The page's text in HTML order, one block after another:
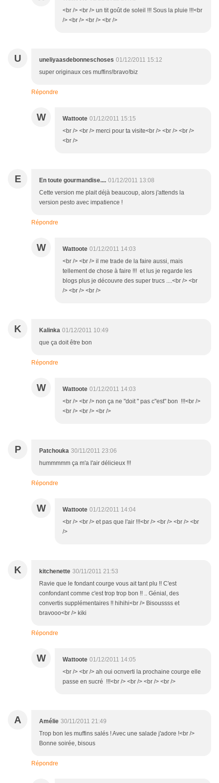
<br /> <br /> un tit goût de soleil !!! Sous la pluie !!!<br
/> <br /> <br /> <br />
U uneliyaasdebonneschoses 01/12/2011 15:12
super originaux ces muffins!bravo!biz
Répondre
W Wattoote 01/12/2011 15:15
<br /> <br /> merci pour ta visite<br /> <br /> <br />
<br />
E En toute gourmandise.... 01/12/2011 13:08
Cette version me plait déjà beaucoup, alors j'attends la
version pesto avec impatience !
Répondre
W Wattoote 01/12/2011 14:03
<br /> <br /> il me trade de la faire aussi, mais
tellement de chose à faire !!! et lus je regarde les
blogs plus je découvre des super trucs ....<br /> <br
/> <br /> <br />
K Kalinka 01/12/2011 10:49
que ça doit être bon
Répondre
W Wattoote 01/12/2011 14:03
<br /> <br /> non ça ne "doit " pas c"est" bon !!!<br />
<br /> <br /> <br />
P Patchouka 30/11/2011 23:06
hummmmm ça m'a l'air délicieux !!!
Répondre
W Wattoote 01/12/2011 14:04
<br /> <br /> et pas que l'air !!!<br /> <br /> <br /> <br
/>
K kitchenette 30/11/2011 21:53
Ravie que le fondant courge vous ait tant plu !! C'est
confondant comme c'est trop trop bon !! .. Génial, des
convertis supplémentaires !! hihihi<br /> Bisoussss et
bravooo<br /> kiki
Répondre
W Wattoote 01/12/2011 14:05
<br /> <br /> ah oui ocnverti la prochaine courge elle
passe en sucré !!!<br /> <br /> <br /> <br />
A Amélie 30/11/2011 21:49
Trop bon les muffins salés ! Avec une salade j'adore !<br />
Bonne soirée, bisous
Répondre